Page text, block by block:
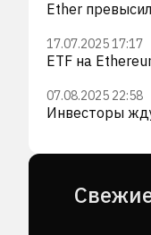
Ether
17.07.2025 17:17
ETF на
07.08.2025 22:58
Инвесторы